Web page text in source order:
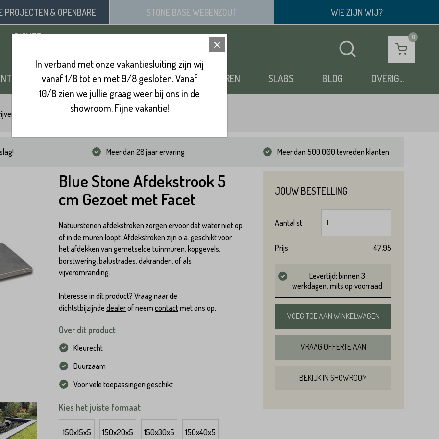
PROJECTEN & OPENBARE
RUIMTE
STONE BASE WEGENZOUT WIE ZIJN WIJ?
ZAND, SIERGRIND & SPLIT BINNENVLOEREN SLABS BLOG OVERIG...
Blue Stone Afdekstrook 5 cm Gezoet met Facet
Meer dan 28 jaar ervaring Meer dan 500.000 tevreden klanten
Blue Stone Afdekstrook 5
cm Gezoet met Facet
Natuurstenen afdekstroken zorgen ervoor dat water niet op
of in de muren loopt. Afdekstroken zijn o.a. geschikt voor
het afdekken van gemetselde tuinmuren, kopgevels,
borstwering, balustrades, dakranden, of als
vijveromranding.
Interesse in dit product? Vraag naar de
dichtstbijzijnde dealerof neem contactmet ons op.
Over dit product
Kleurecht
Duurzaam
Voor vele toepassingen geschikt
Kies het juiste formaat
150x15x5 150x20x5 150x30x5 150x40x5
JOUW BESTELLING
Aantal st
Prijs 47,95
Levertijd: binnen 3
werkdagen, mits op voorraad
VOEG TOE AAN WINKELWAGEN
VRAAG OFFERTE AAN
BEKIJK IN SHOWROOM
In verband met onze vakantiesluiting zijn wij
vanaf 1/8 tot en met 9/8 gesloten. Vanaf
10/8 zien we jullie graag weer bij ons in de
showroom. Fijne vakantie!